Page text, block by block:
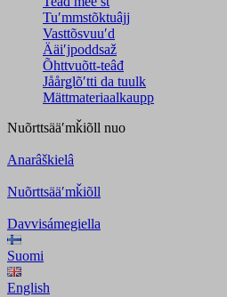
Tuʹmmstõktuâjj
Vasttõsvuuʹd
Ääiʹjpoddsaž
Õhttvuõtt-teâđ
Jåårǥlõʹtti da tuulk
Mättmateriaalkaupp
Nuõrttsääʹmǩiõll nuo
Anarâškielâ
Nuõrttsääʹmǩiõll
Davvisámegiella
Suomi
English